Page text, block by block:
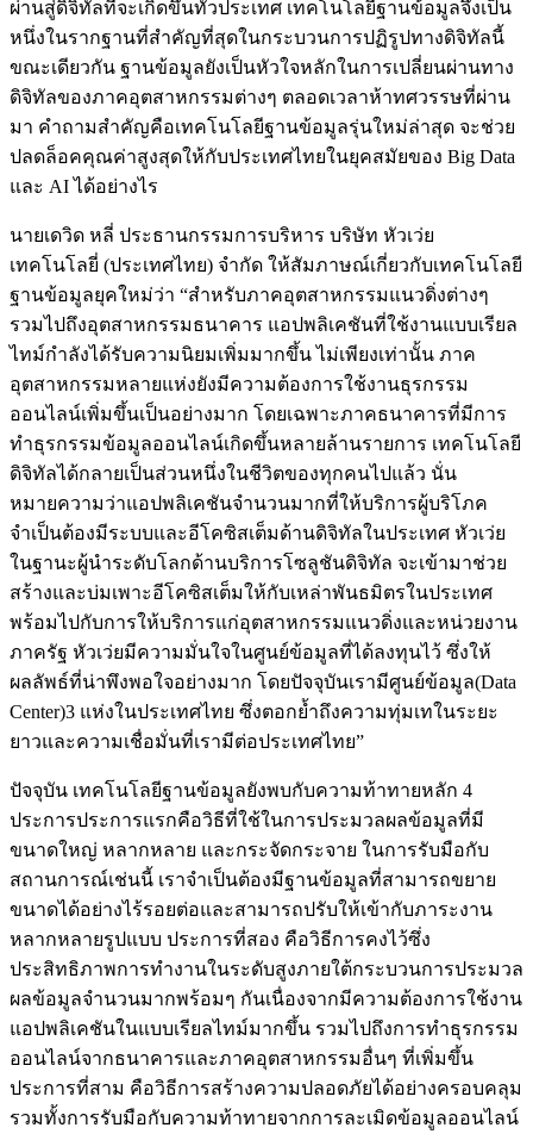
ผ่านสู่ดิจิทัลที่จะเกิดขึ้นทั่วประเทศ เทคโนโลยีฐานข้อมูลจึงเป็น
หนึ่งในรากฐานที่สำคัญที่สุดในกระบวนการปฏิรูปทางดิจิทัลนี้
ขณะเดียวกัน ฐานข้อมูลยังเป็นหัวใจหลักในการเปลี่ยนผ่านทาง
ดิจิทัลของภาคอุตสาหกรรมต่างๆ ตลอดเวลาห้าทศวรรษที่ผ่าน
มา คำถามสำคัญคือเทคโนโลยีฐานข้อมูลรุ่นใหม่ล่าสุด จะช่วย
ปลดล็อคคุณค่าสูงสุดให้กับประเทศไทยในยุคสมัยของ Big Data
และ AI ได้อย่างไร
นายเดวิด หลี่ ประธานกรรมการบริหาร บริษัท หัวเว่ย
เทคโนโลยี่ (ประเทศไทย) จำกัด ให้สัมภาษณ์เกี่ยวกับเทคโนโลยี
ฐานข้อมูลยุคใหม่ว่า “สำหรับภาคอุตสาหกรรมแนวดิ่งต่างๆ
รวมไปถึงอุตสาหกรรมธนาคาร แอปพลิเคชันที่ใช้งานแบบเรียล
ไทม์กำลังได้รับความนิยมเพิ่มมากขึ้น ไม่เพียงเท่านั้น ภาค
อุตสาหกรรมหลายแห่งยังมีความต้องการใช้งานธุรกรรม
ออนไลน์เพิ่มขึ้นเป็นอย่างมาก โดยเฉพาะภาคธนาคารที่มีการ
ทำธุรกรรมข้อมูลออนไลน์เกิดขึ้นหลายล้านรายการ เทคโนโลยี
ดิจิทัลได้กลายเป็นส่วนหนึ่งในชีวิตของทุกคนไปแล้ว นั่น
หมายความว่าแอปพลิเคชันจำนวนมากที่ให้บริการผู้บริโภค
จำเป็นต้องมีระบบและอีโคซิสเต็มด้านดิจิทัลในประเทศ หัวเว่ย
ในฐานะผู้นำระดับโลกด้านบริการโซลูชันดิจิทัล จะเข้ามาช่วย
สร้างและบ่มเพาะอีโคซิสเต็มให้กับเหล่าพันธมิตรในประเทศ
พร้อมไปกับการให้บริการแก่อุตสาหกรรมแนวดิ่งและหน่วยงาน
ภาครัฐ หัวเว่ยมีความมั่นใจในศูนย์ข้อมูลที่ได้ลงทุนไว้ ซึ่งให้
ผลลัพธ์ที่น่าพึงพอใจอย่างมาก โดยปัจจุบันเรามีศูนย์ข้อมูล(Data
Center)3 แห่งในประเทศไทย ซึ่งตอกย้ำถึงความทุ่มเทในระยะ
ยาวและความเชื่อมั่นที่เรามีต่อประเทศไทย”
ปัจจุบัน เทคโนโลยีฐานข้อมูลยังพบกับความท้าทายหลัก 4
ประการประการแรกคือวิธีที่ใช้ในการประมวลผลข้อมูลที่มี
ขนาดใหญ่ หลากหลาย และกระจัดกระจาย ในการรับมือกับ
สถานการณ์เช่นนี้ เราจำเป็นต้องมีฐานข้อมูลที่สามารถขยาย
ขนาดได้อย่างไร้รอยต่อและสามารถปรับให้เข้ากับภาระงาน
หลากหลายรูปแบบ ประการที่สอง คือวิธีการคงไว้ซึ่ง
ประสิทธิภาพการทำงานในระดับสูงภายใต้กระบวนการประมวล
ผลข้อมูลจำนวนมากพร้อมๆ กันเนื่องจากมีความต้องการใช้งาน
แอปพลิเคชันในแบบเรียลไทม์มากขึ้น รวมไปถึงการทำธุรกรรม
ออนไลน์จากธนาคารและภาคอุตสาหกรรมอื่นๆ ที่เพิ่มขึ้น
ประการที่สาม คือวิธีการสร้างความปลอดภัยได้อย่างครอบคลุม
รวมทั้งการรับมือกับความท้าทายจากการละเมิดข้อมูลออนไลน์